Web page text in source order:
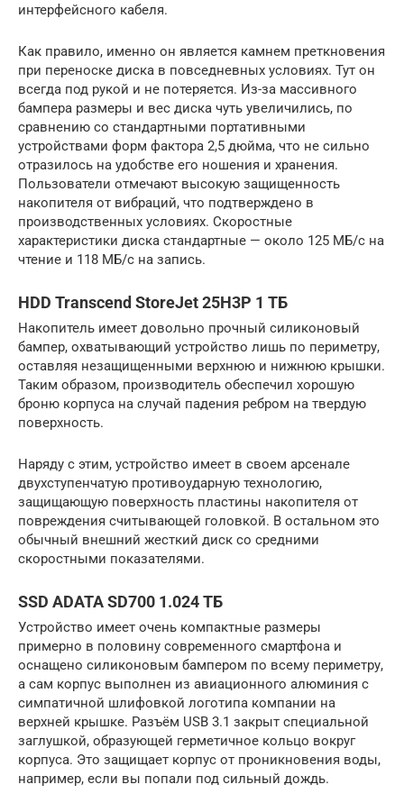
интерфейсного кабеля.
Как правило, именно он является камнем преткновения
при переноске диска в повседневных условиях. Тут он
всегда под рукой и не потеряется. Из-за массивного
бампера размеры и вес диска чуть увеличились, по
сравнению со стандартными портативными
устройствами форм фактора 2,5 дюйма, что не сильно
отразилось на удобстве его ношения и хранения.
Пользователи отмечают высокую защищенность
накопителя от вибраций, что подтверждено в
производственных условиях. Скоростные
характеристики диска стандартные — около 125 МБ/с на
чтение и 118 МБ/с на запись.
HDD Transcend StoreJet 25H3P 1 ТБ
Накопитель имеет довольно прочный силиконовый
бампер, охватывающий устройство лишь по периметру,
оставляя незащищенными верхнюю и нижнюю крышки.
Таким образом, производитель обеспечил хорошую
броню корпуса на случай падения ребром на твердую
поверхность.
Наряду с этим, устройство имеет в своем арсенале
двухступенчатую противоударную технологию,
защищающую поверхность пластины накопителя от
повреждения считывающей головкой. В остальном это
обычный внешний жесткий диск со средними
скоростными показателями.
SSD ADATA SD700 1.024 ТБ
Устройство имеет очень компактные размеры
примерно в половину современного смартфона и
оснащено силиконовым бампером по всему периметру,
а сам корпус выполнен из авиационного алюминия с
симпатичной шлифовкой логотипа компании на
верхней крышке. Разъём USB 3.1 закрыт специальной
заглушкой, образующей герметичное кольцо вокруг
корпуса. Это защищает корпус от проникновения воды,
например, если вы попали под сильный дождь.